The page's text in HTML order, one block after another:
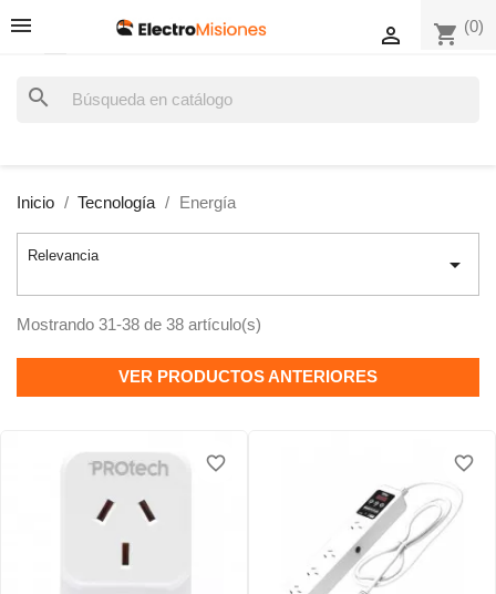
shopping_cart (0)

search
Inicio Tecnología Energía
Relevancia 
Mostrando 31-38 de 38 artículo(s)
VER PRODUCTOS ANTERIORES
favorite_border
favorite_border favorite_border
favorite_border